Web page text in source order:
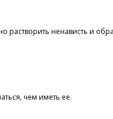
ненависть и
чем иметь ее.